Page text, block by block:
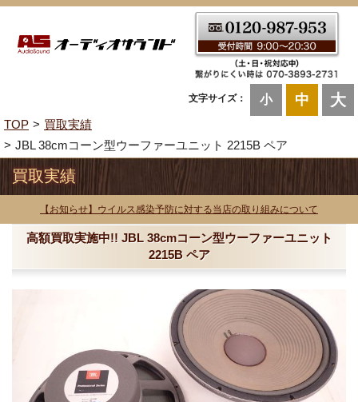
文字サイズ： 小 中 大
TOP
買取実績
JBL 38cmコーン型ウーファーユニット 2215B ペア
買取実績
【お知らせ】ウイルス感染予防に対する当店の取り組みについて
高額買取実施中!! JBL 38cmコーン型ウーファーユニット
2215B ペア